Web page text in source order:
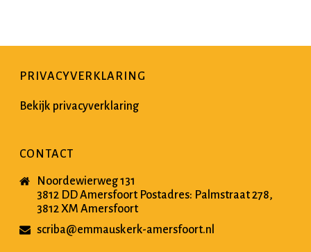
PRIVACYVERKLARING
Bekijk privacyverklaring
CONTACT
Noordewierweg 131
3812 DD Amersfoort Postadres: Palmstraat 278,
3812 XM Amersfoort
scriba@emmauskerk-amersfoort.nl